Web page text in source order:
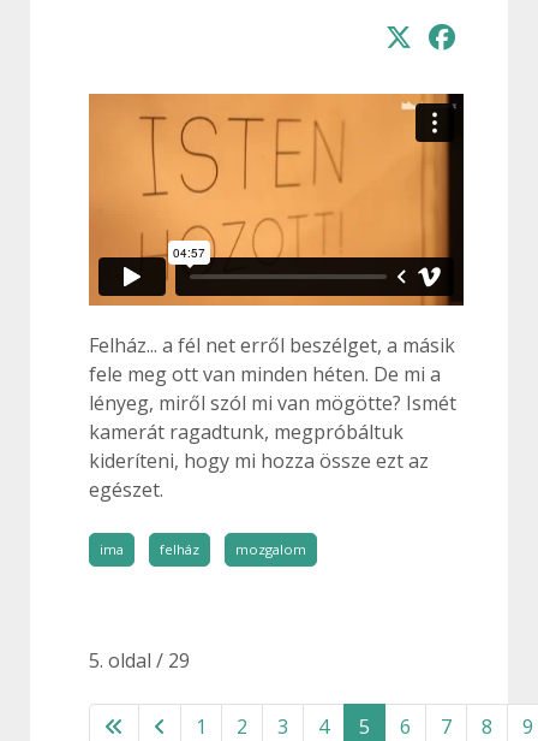
Felház... a fél net erről beszélget, a másik
fele meg ott van minden héten. De mi a
lényeg, miről szól mi van mögötte? Ismét
kamerát ragadtunk, megpróbáltuk
kideríteni, hogy mi hozza össze ezt az
egészet.
ima felház mozgalom
5. oldal / 29
1 2 3 4 5 6 7 8 9